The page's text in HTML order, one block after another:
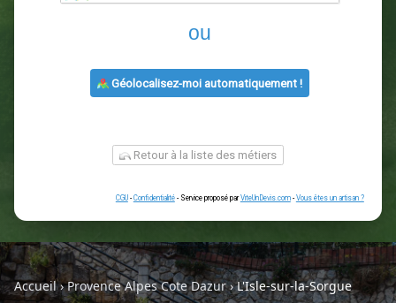
Entrez le code postal ou la
ou
Accueil›Provence Alpes Cote Dazur›L'Isle-sur-la-Sorgue